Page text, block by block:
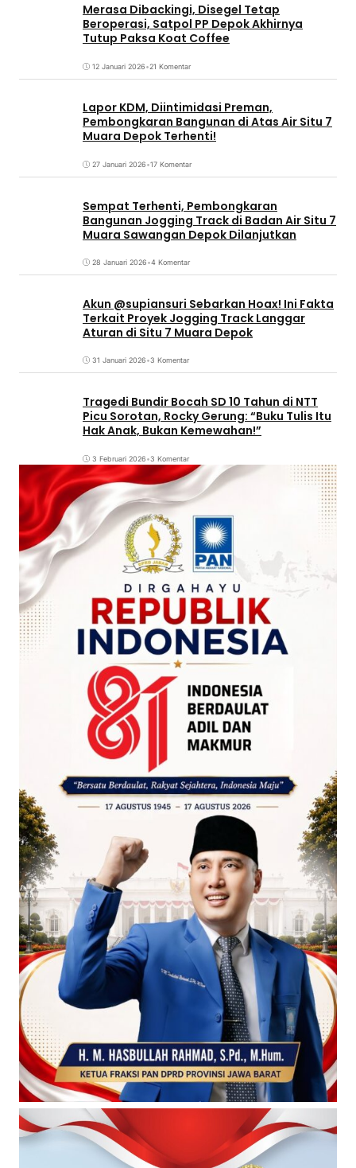
Merasa Dibackingi, Disegel Tetap
Beroperasi, Satpol PP Depok Akhirnya
Tutup Paksa Koat Coffee
12 Januari 2026•21 Komentar
Lapor KDM, Diintimidasi Preman,
Pembongkaran Bangunan di Atas Air Situ 7
Muara Depok Terhenti!
27 Januari 2026•17 Komentar
Sempat Terhenti, Pembongkaran
Bangunan Jogging Track di Badan Air Situ 7
Muara Sawangan Depok Dilanjutkan
28 Januari 2026•4 Komentar
Akun @supiansuri Sebarkan Hoax! Ini Fakta
Terkait Proyek Jogging Track Langgar
Aturan di Situ 7 Muara Depok
31 Januari 2026•3 Komentar
Tragedi Bundir Bocah SD 10 Tahun di NTT
Picu Sorotan, Rocky Gerung: “Buku Tulis Itu
Hak Anak, Bukan Kemewahan!”
3 Februari 2026•3 Komentar